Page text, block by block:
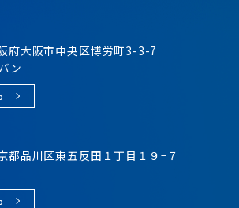
府大阪市中央区博労町3-3-7
ン
都品川区東五反田１丁目１９−７